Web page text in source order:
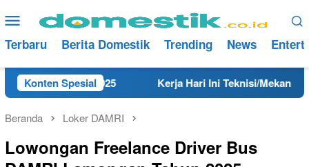
ke
konten
Menu
Mobile
Terbaru Berita Domestik Trending News
Konten Spesial
Tahun 2025 Kerja Hari Ini Teknisi/Mekanik DAMRI
Beranda Loker DAMRI
Lowongan Freelance Driver Bus